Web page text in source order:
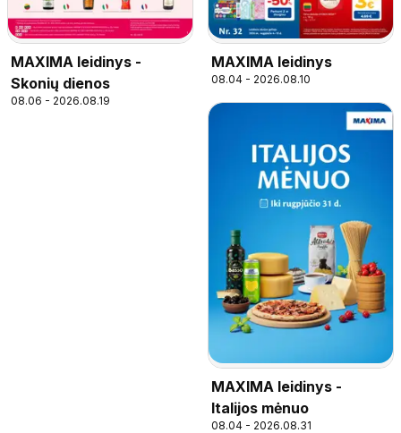
MAXIMA leidinys -
Skonių dienos
08.06 - 2026.08.19
MAXIMA leidinys
08.04 - 2026.08.10
MAXIMA leidinys -
Italijos mėnuo
08.04 - 2026.08.31